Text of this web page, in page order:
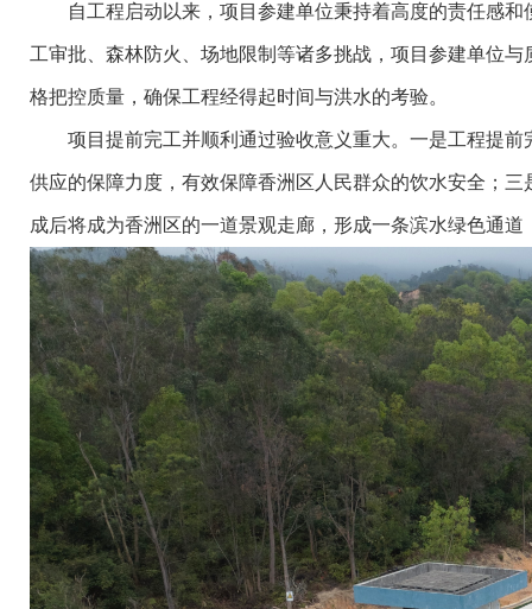
自工程启动以来，项目参建单位秉持着高度的责任感和
工审批、森林防火、场地限制等诸多挑战，项目参建单位
格把控质量，确保工程经得起时间与洪水的考验。
项目提前完工并顺利通过验收意义重大。一是工程提前
供应的保障力度，有效保障香洲区人民群众的饮水安全；
成后将成为香洲区的一道景观走廊，形成一条滨水绿色通